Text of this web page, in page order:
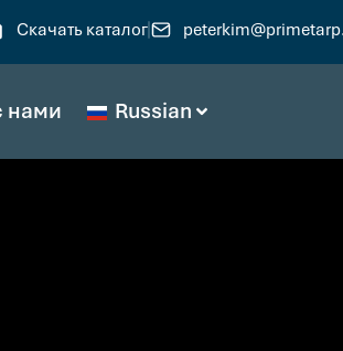
Скачать каталог
нами Russian